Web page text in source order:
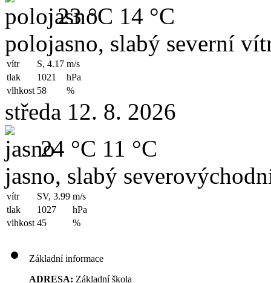
23 °C 14 °C
polojasno, slabý severní
vítr S, 4.17 m/s
tlak
1021
hPa
vlhkost 58 %
středa 12. 8. 2026
24 °C 11 °C
jasno, slabý
vítr SV, 3.99 m/s
tlak
1027
hPa
vlhkost 45 %
Základní informace
ADRESA: Základní škola